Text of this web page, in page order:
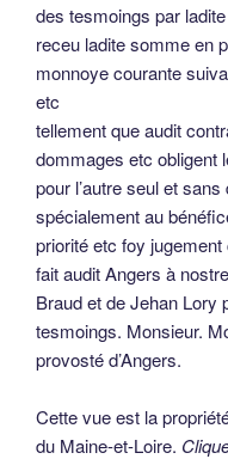
des tesmoings par
receu ladite somme en
monnoye courante
etc
tellement que audit
dommages etc obligent
pour l’autre seul et
spécialement au
priorité etc foy
fait audit Angers à
Braud et de Jehan Lory
tesmoings. Monsieur.
provosté d’Angers.
Cette vue est la
du Maine-et-Loire.